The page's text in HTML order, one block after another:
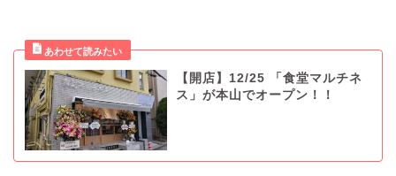
【開店】12/25 「食堂マルチネ
ス」が本山でオープン！！